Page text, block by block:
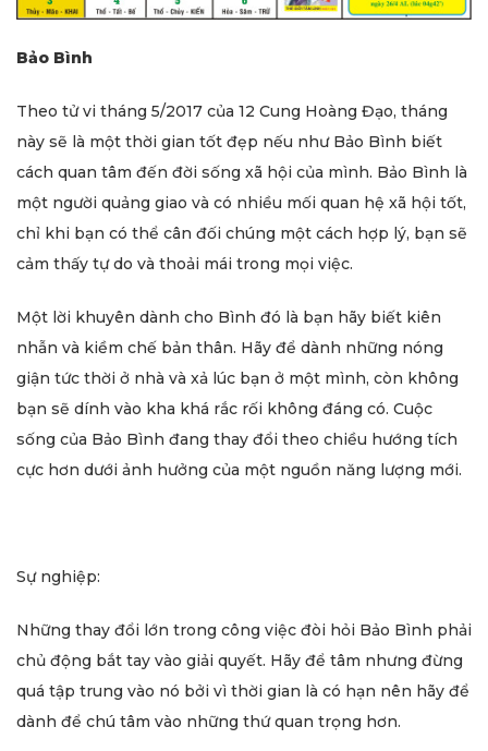
Bảo Bình
Theo tử vi tháng 5/2017 của 12 Cung Hoàng Đạo, tháng
này sẽ là một thời gian tốt đẹp nếu như Bảo Bình biết
cách quan tâm đến đời sống xã hội của mình. Bảo Bình là
một người quảng giao và có nhiều mối quan hệ xã hội tốt,
chỉ khi bạn có thể cân đối chúng một cách hợp lý, bạn sẽ
cảm thấy tự do và thoải mái trong mọi việc.
Một lời khuyên dành cho Bình đó là bạn hãy biết kiên
nhẫn và kiềm chế bản thân. Hãy để dành những nóng
giận tức thời ở nhà và xả lúc bạn ở một mình, còn không
bạn sẽ dính vào kha khá rắc rối không đáng có. Cuộc
sống của Bảo Bình đang thay đổi theo chiều hướng tích
cực hơn dưới ảnh hưởng của một nguồn năng lượng mới.
Sự nghiệp:
Những thay đổi lớn trong công việc đòi hỏi Bảo Bình phải
chủ động bắt tay vào giải quyết. Hãy để tâm nhưng đừng
quá tập trung vào nó bởi vì thời gian là có hạn nên hãy để
dành để chú tâm vào những thứ quan trọng hơn.